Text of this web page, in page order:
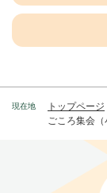
現在地 トップページ
ごころ集会（